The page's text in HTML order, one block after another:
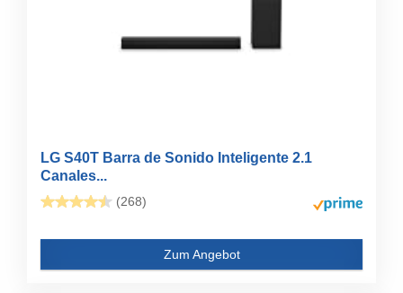
LG S40T Barra de Sonido Inteligente 2.1
Canales...
(268)
Zum Angebot